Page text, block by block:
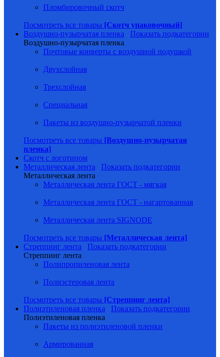
Пломбировочный скотч
Посмотреть все товары [Скотч упаковочный]
Воздушно-пузырчатая пленка
Показать подкатегории
Воздушно-пузырчатая пленка
Почтовые конверты с воздушной подушкой
Двухслойная
Трехслойная
Специальная
Пакеты из воздушно-пузырчатой пленки
Посмотреть все товары [Воздушно-пузырчатая
пленка]
Скотч с логотипом
Металлическая лента
Показать подкатегории
Металлическая лента
Металлическая лента ГОСТ - мягкая
Металлическая лента ГОСТ - нагартованная
Металлическая лента SIGNODE
Посмотреть все товары [Металлическая лента]
Стреппинг лента
Показать подкатегории
Стреппинг лента
Полипропиленовая лента
Полиэстеровая лента
Посмотреть все товары [Стреппинг лента]
Полиэтиленовая пленка
Показать подкатегории
Полиэтиленовая пленка
Пакеты из полиэтиленовой пленки
Армированная